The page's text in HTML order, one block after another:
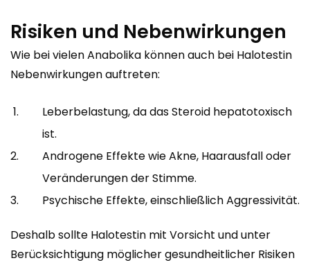
Risiken und Nebenwirkungen
Wie bei vielen Anabolika können auch bei Halotestin
Nebenwirkungen auftreten:
Leberbelastung, da das Steroid hepatotoxisch
ist.
Androgene Effekte wie Akne, Haarausfall oder
Veränderungen der Stimme.
Psychische Effekte, einschließlich Aggressivität.
Deshalb sollte Halotestin mit Vorsicht und unter
Berücksichtigung möglicher gesundheitlicher Risiken